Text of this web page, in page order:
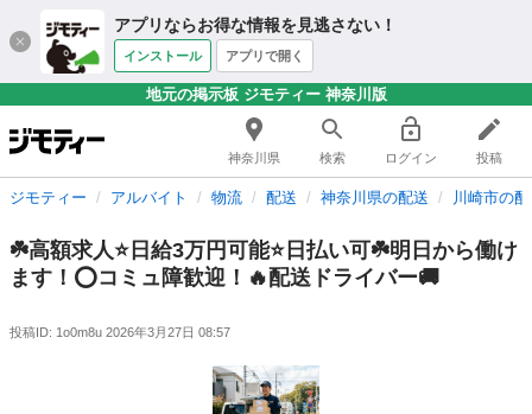
アプリならお得な情報を見逃さない！
インストール アプリで開く
地元の掲示板 ジモティー 神奈川版
神奈川県 検索 ログイン 投稿
ジモティー アルバイト 物流 配送 神奈川県の配送 川崎市の
☘️高額求人⭐️日給3万円可能⭐️日払い可☘️明日から働け
ます！⭕️コミュ障歓迎！🔥配送ドライバー🚚
投稿ID: 1o0m8u 2026年3月27日 08:57